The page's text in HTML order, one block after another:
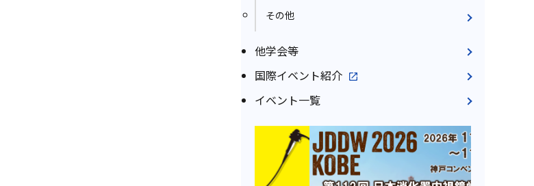
その他
他学会等
国際イベント紹介
イベント一覧